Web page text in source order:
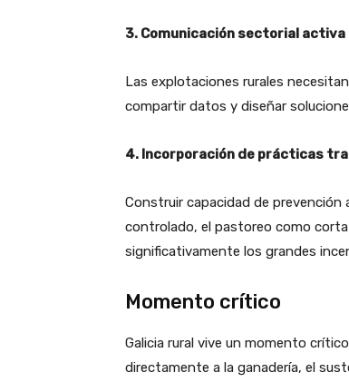
3. Comunicación sectorial activa
Las explotaciones rurales
compartir datos y diseñar
4. Incorporación de prácticas
Construir capacidad de prevención
controlado, el pastoreo como
significativamente los grandes
Momento crítico
Galicia rural vive un momento
directamente a la ganadería, el